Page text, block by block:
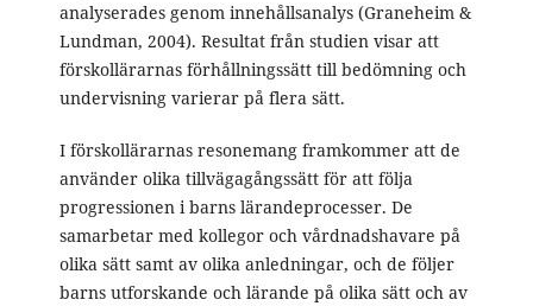
analyserades genom innehållsanalys (Graneheim &
Lundman, 2004). Resultat från studien visar att
förskollärarnas förhållningssätt till bedömning och
undervisning varierar på flera sätt.
I förskollärarnas resonemang framkommer att de
använder olika tillvägagångssätt för att följa
progressionen i barns lärandeprocesser. De
samarbetar med kollegor och vårdnadshavare på
olika sätt samt av olika anledningar, och de följer
barns utforskande och lärande på olika sätt och av